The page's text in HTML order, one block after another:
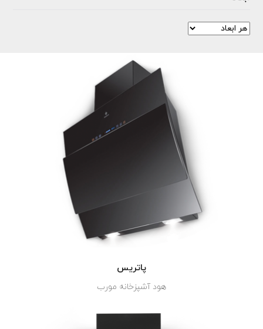
پاتریس
هود آشپزخانه مورب